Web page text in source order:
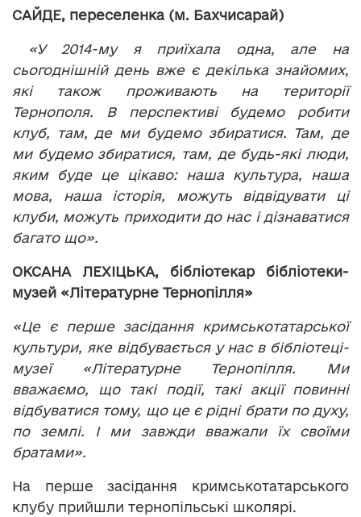
САЙДЕ, переселенка (м. Бахчисарай)
«У 2014-му я приїхала одна, але на
сьогоднішній день вже є декілька знайомих,
які також проживають на території
Тернополя. В перспективі будемо робити
клуб, там, де ми будемо збиратися. Там, де
ми будемо збиратися, там, де будь-які люди,
яким буде це цікаво: наша культура, наша
мова, наша історія, можуть відвідувати ці
клуби, можуть приходити до нас і дізнаватися
багато що».
ОКСАНА ЛЕХІЦЬКА, бібліотекар бібліотеки-
музей «Літературне Тернопілля»
«Це є перше засідання кримськотатарської
культури, яке відбувається у нас в бібліотеці-
музеї «Літературне Тернопілля. Ми
вважаємо, що такі події, такі акції повинні
відбуватися тому, що це є рідні брати по духу,
по землі. І ми завжди вважали їх своїми
братами».
На перше засідання кримськотатарського
клубу прийшли тернопільські школярі.